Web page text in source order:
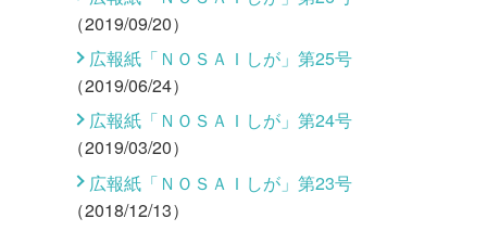
（2019/09/20）
広報紙「ＮＯＳＡＩしが」第25号
（2019/06/24）
広報紙「ＮＯＳＡＩしが」第24号
（2019/03/20）
広報紙「ＮＯＳＡＩしが」第23号
（2018/12/13）